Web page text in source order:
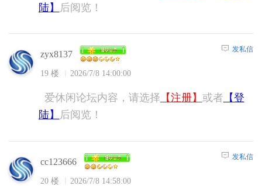
陆】
后阅览！
zyx8137
19 楼 2026/7/8 14:00:00
发私信
爱休闲论坛内容，请选择 【注册】 或者 【登
陆】
后阅览！
cc123666
20 楼 2026/7/8 14:58:00
发私信